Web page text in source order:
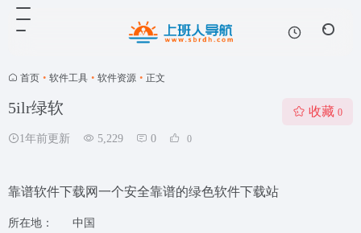
首页 • 软件工具 • 软件资源 • 正文
5ilr绿软
1年前更新 5,229 0 0
收藏 0
靠谱软件下载网一个安全靠谱的绿色软件下载站
所在地：
中国